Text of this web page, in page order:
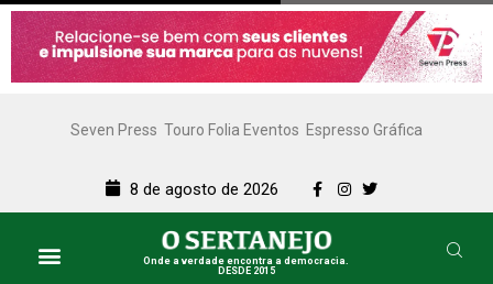
Seven Press Touro Folia Eventos Espresso Gráfica
8 de agosto de 2026
Onde a verdade encontra a democracia.
DESDE 2015